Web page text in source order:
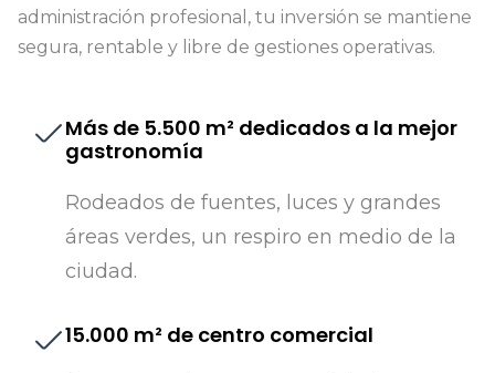
administración profesional, tu inversión se mantiene
segura, rentable y libre de gestiones operativas.
Más de 5.500 m² dedicados a la mejor
gastronomía
Rodeados de fuentes, luces y grandes
áreas verdes, un respiro en medio de la
ciudad.
15.000 m² de centro comercial